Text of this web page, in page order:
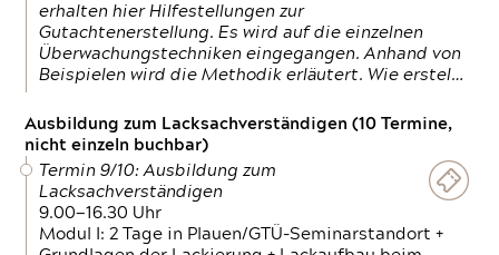
erhalten hier Hilfestellungen zur
Gutachtenerstellung. Es wird auf die einzelnen
Überwachungstechniken eingegangen. Anhand von
Beispielen wird die Methodik erläutert. Wie erstel…
Ausbildung zum Lacksachverständigen (10 Termine,
nicht einzeln buchbar)
Termin 9/10: Ausbildung zum
Lacksachverständigen
9.00—16.30 Uhr
Modul I: 2 Tage in Plauen/GTÜ-Seminarstandort +